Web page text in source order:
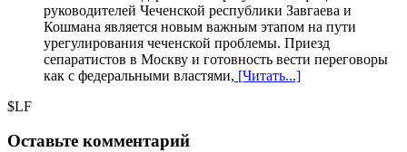
руководителей Чеченской республики Завгаева и
Кошмана является новым важным этапом на пути
урегулирования чеченской проблемы. Приезд
сепаратистов в Москву и готовность вести переговоры
как с федеральными властями, [Читать...]
$LF
Оставьте комментарий